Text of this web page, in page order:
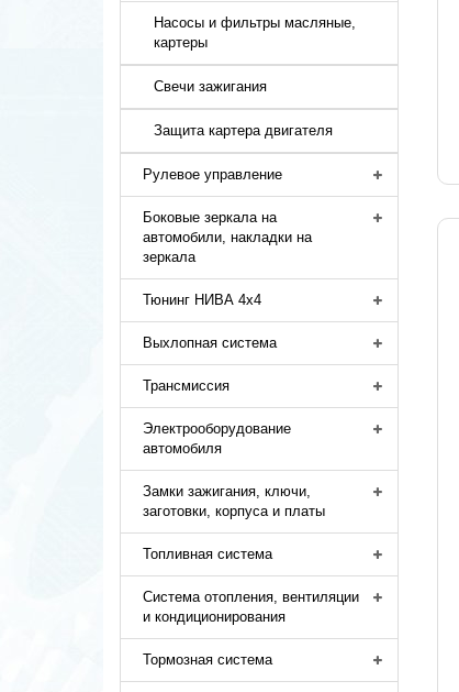
Насосы и фильтры масляные,
картеры
Свечи зажигания
Защита картера двигателя
Рулевое управление
Боковые зеркала на
автомобили, накладки на
зеркала
Тюнинг НИВА 4х4
Выхлопная система
Трансмиссия
Электрооборудование
автомобиля
Замки зажигания, ключи,
заготовки, корпуса и платы
Топливная система
Система отопления, вентиляции
и кондиционирования
Тормозная система